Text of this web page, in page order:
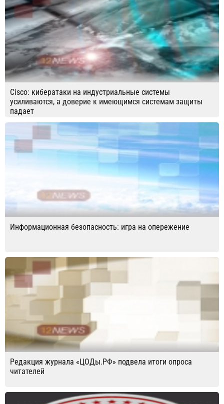
Cisco: кибератаки на индустриальные системы
усиливаются, а доверие к имеющимся системам защиты
падает
Информационная безопасность: игра на опережение
Редакция журнала «ЦОДы.РФ» подвела итоги опроса
читателей